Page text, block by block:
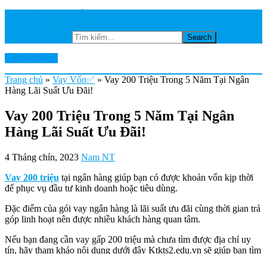
Trang chủ » Vay Vốn✅ » Vay 200 Triệu Trong 5 Năm Tại Ngân
Hàng Lãi Suất Ưu Đãi!
Vay 200 Triệu Trong 5 Năm Tại Ngân
Hàng Lãi Suất Ưu Đãi!
4 Tháng chín, 2023 Nam NT
Vay 200 triệu tại ngân hàng giúp bạn có được khoản vốn kịp thời
để phục vụ đầu tư kinh doanh hoặc tiêu dùng.
Đặc điểm của gói vay ngân hàng là lãi suất ưu đãi cùng thời gian trả
góp linh hoạt nên được nhiều khách hàng quan tâm.
Nếu bạn đang cần vay gấp 200 triệu mà chưa tìm được địa chỉ uy
tín, hãy tham khảo nội dung dưới đây Ktkts2.edu.vn sẽ giúp bạn tìm